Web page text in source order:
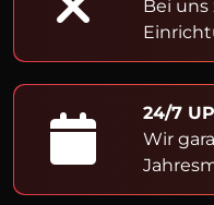
Bei uns
24/7
Wir